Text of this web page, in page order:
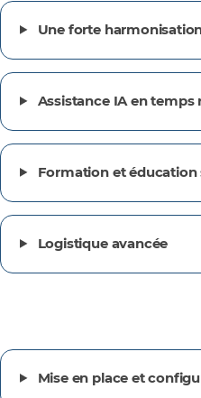
Une forte
Assistance IA en temps
Formation et éducation
Logistique avancée
Mise en place et